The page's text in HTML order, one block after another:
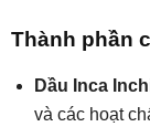
Thành phần
Dầu Inca
và các hoạt